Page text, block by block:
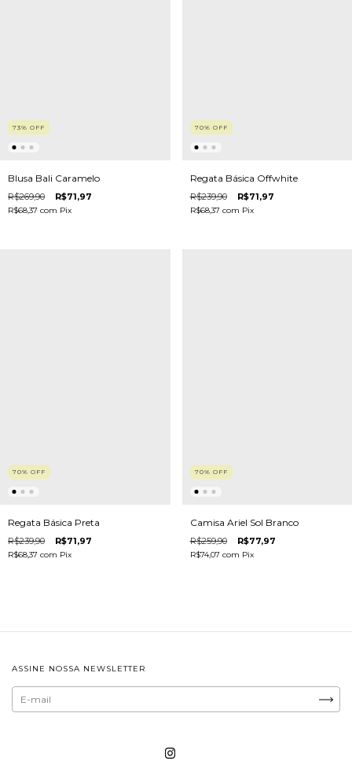
73% OFF
Blusa Bali Caramelo
R$269,90 R$71,97
R$68,37 com Pix
70% OFF
Regata Básica Offwhite
R$239,90 R$71,97
R$68,37 com Pix
70% OFF
Regata Básica Preta
R$239,90 R$71,97
R$68,37 com Pix
70% OFF
Camisa Ariel Sol Branco
R$259,90 R$77,97
R$74,07 com Pix
ASSINE NOSSA NEWSLETTER